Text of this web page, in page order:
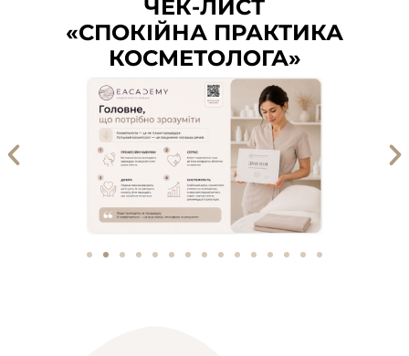
ЧЕК-ЛИСТ
«СПОКІЙНА ПРАКТИКА
КОСМЕТОЛОГА»